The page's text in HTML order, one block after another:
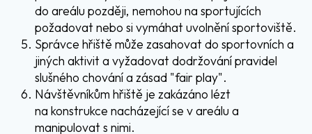
do areálu později, nemohou na sportujících
požadovat nebo si vymáhat uvolnění sportoviště.
Správce hřiště může zasahovat do sportovních a
jiných aktivit a vyžadovat dodržování pravidel
slušného chování a zásad "fair play".
Návštěvníkům hřiště je zakázáno lézt
na konstrukce nacházející se v areálu a
manipulovat s nimi.